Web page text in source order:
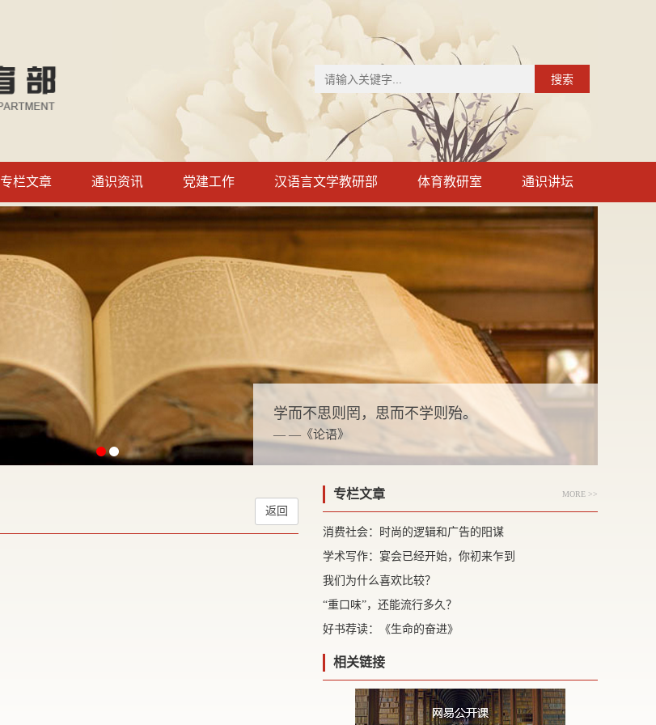
搜索
专栏文章 通识资讯 党建工作 汉语言文学教研部 体育教研室 通识讲坛
学而不思则罔，思而不学则殆。
— —《论语》
返回
专栏文章 MORE >>
消费社会：时尚的逻辑和广告的阳谋
学术写作：宴会已经开始，你初来乍到
我们为什么喜欢比较？
“重口味”，还能流行多久？
好书荐读：《生命的奋进》
相关链接